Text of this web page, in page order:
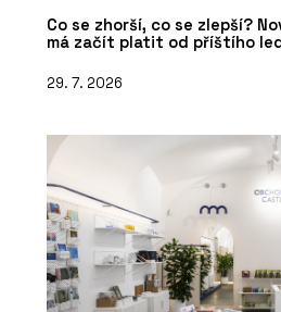
Co se zhorší, co se zlepší?
má začít platit od příštího
29. 7. 2026